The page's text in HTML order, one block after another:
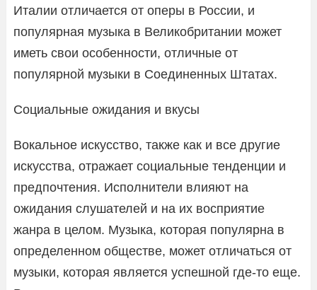
Италии отличается от оперы в России, и
популярная музыка в Великобритании может
иметь свои особенности, отличные от
популярной музыки в Соединенных Штатах.
Социальные ожидания и вкусы
Вокальное искусство, также как и все другие
искусства, отражает социальные тенденции и
предпочтения. Исполнители влияют на
ожидания слушателей и на их восприятие
жанра в целом. Музыка, которая популярна в
определенном обществе, может отличаться от
музыки, которая является успешной где-то еще.